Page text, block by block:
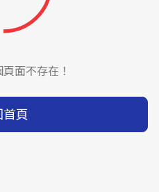
面不存在！
首頁